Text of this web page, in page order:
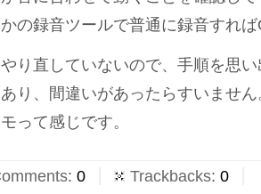
の録音ツールで普通に録音すれ
り直していないので、手順を思
り、間違いがあったらすいませ
って感じです。
: 0 Trackbacks: 0